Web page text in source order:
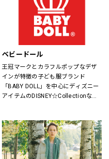
ベビードール
王冠マークとカラフルポップなデザ
インが特徴の子ども服ブランド
「BABY DOLL」を中心にディズニー
アイテムのDISNEY☆Collectionなど
は150cmまで、大人はXLサイズまで
取り揃えているので、ご家族で楽し
めるペアアイテムもラインナップし
たファミリーカジュアルブランドで